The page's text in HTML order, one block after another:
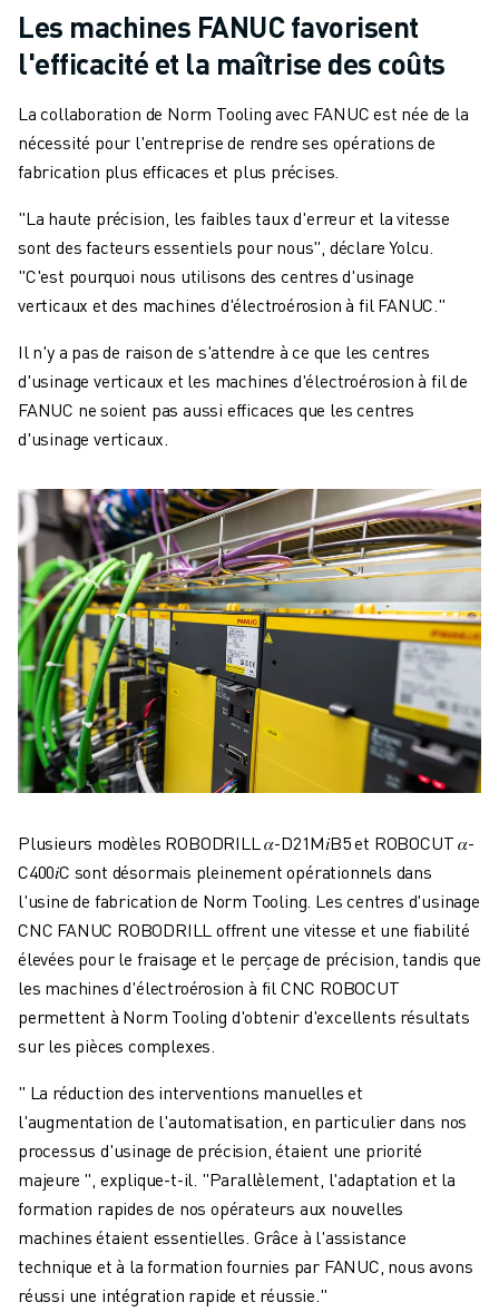
Les machines FANUC favorisent
l'efficacité et la maîtrise des coûts
La collaboration de Norm Tooling avec FANUC est née de la
nécessité pour l'entreprise de rendre ses opérations de
fabrication plus efficaces et plus précises.
"La haute précision, les faibles taux d'erreur et la vitesse
sont des facteurs essentiels pour nous", déclare Yolcu.
"C'est pourquoi nous utilisons des centres d'usinage
verticaux et des machines d'électroérosion à fil FANUC."
Il n'y a pas de raison de s'attendre à ce que les centres
d'usinage verticaux et les machines d'électroérosion à fil de
FANUC ne soient pas aussi efficaces que les centres
d'usinage verticaux.
Plusieurs modèles ROBODRILL 𝛼-D21M𝑖B5 et ROBOCUT 𝛼-
C400𝑖C sont désormais pleinement opérationnels dans
l'usine de fabrication de Norm Tooling. Les centres d'usinage
CNC FANUC ROBODRILL offrent une vitesse et une fiabilité
élevées pour le fraisage et le perçage de précision, tandis que
les machines d'électroérosion à fil CNC ROBOCUT
permettent à Norm Tooling d'obtenir d'excellents résultats
sur les pièces complexes.
" La réduction des interventions manuelles et
l'augmentation de l'automatisation, en particulier dans nos
processus d'usinage de précision, étaient une priorité
majeure ", explique-t-il. "Parallèlement, l'adaptation et la
formation rapides de nos opérateurs aux nouvelles
machines étaient essentielles. Grâce à l'assistance
technique et à la formation fournies par FANUC, nous avons
réussi une intégration rapide et réussie."